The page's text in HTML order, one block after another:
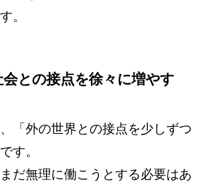
。
との接点を徐々に増やす
「外の世界との接点を少しずつ
す。
だ無理に働こうとする必要はあ